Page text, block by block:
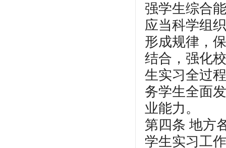
强学生综合
应当科学组
形成规律，
结合，强化
生实习全过
务学生全面
业能力。
第四条 地方
学生实习工